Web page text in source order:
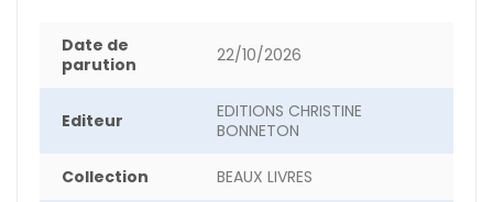
Date de
parution
22/10/2026
Editeur
EDITIONS CHRISTINE
BONNETON
Collection BEAUX LIVRES